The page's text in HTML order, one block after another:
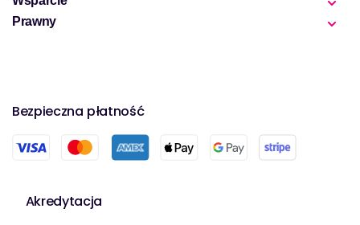
Prawny
Bezpieczna płatność
Akredytacja